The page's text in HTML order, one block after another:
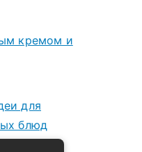
кремом и
для
блюд